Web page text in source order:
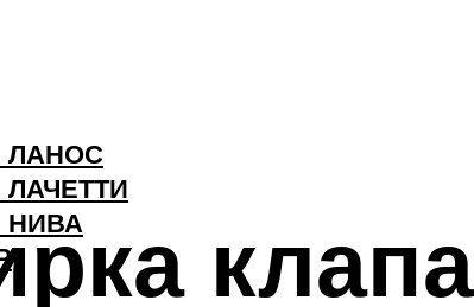
ЛАНОС
НИВА